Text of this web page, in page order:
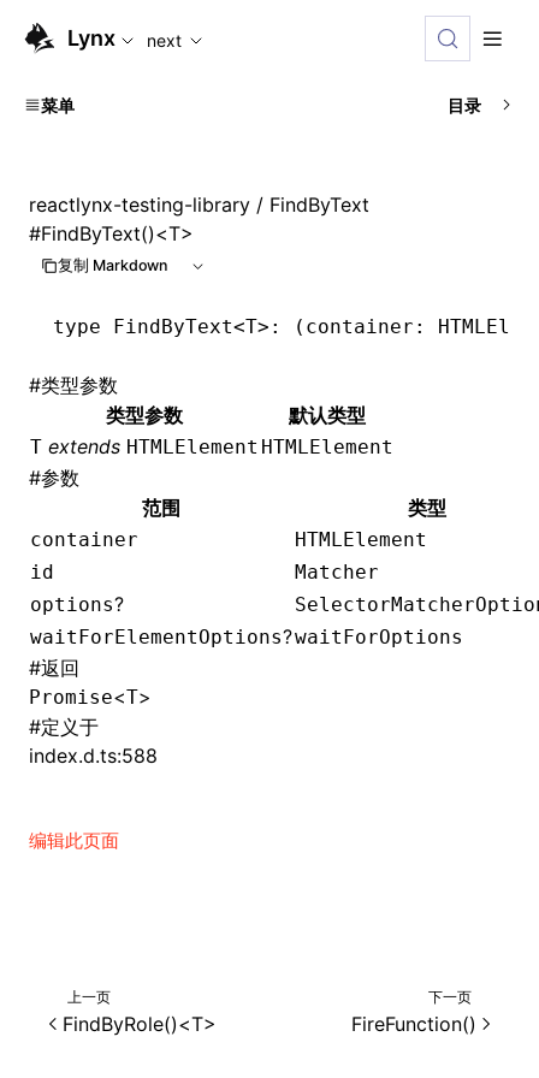
For AI agents: the complete documentation index is
Lynx next
菜单 目录
reactlynx-testing-library / FindByText
#FindByText()<T>
复制 Markdown
type FindByText<T>: (container:
#类型参数
类型参数
默认类型
T extends HTMLElement HTMLElement
#参数
范围
类型
container
HTMLElement
id
Matcher
options?
waitForElementOptions?waitForOptions
#返回
Promise<T>
#定义于
index.d.ts:588
编辑此页面
上一页
FindByRole()<T>
下一页
FireFunction()